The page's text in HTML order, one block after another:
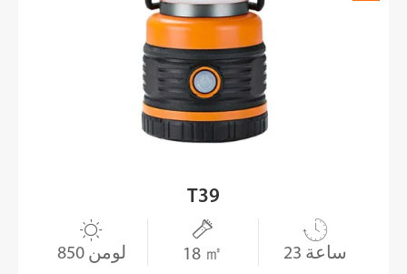
T39

850 لومن

18 ㎡

23 ساعة